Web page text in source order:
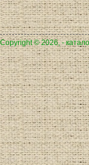
Copyright © 2026, -